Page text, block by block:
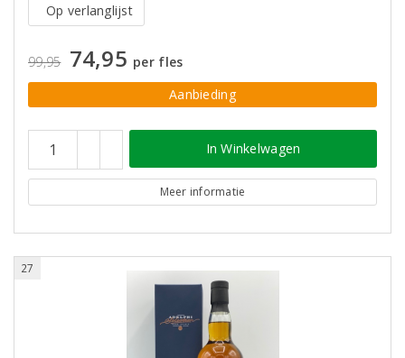
Op verlanglijst
99,95 74,95 per fles
Aanbieding
In Winkelwagen
Meer informatie
27